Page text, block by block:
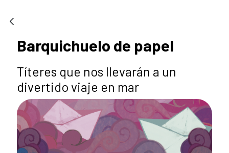
Barquichuelo de papel
Títeres que nos llevarán a un
divertido viaje en mar